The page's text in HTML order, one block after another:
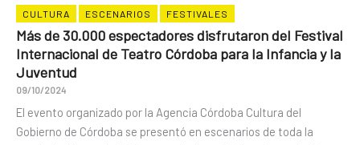
CULTURA ESCENARIOS FESTIVALES
Más de 30.000 espectadores disfrutaron del Festival
Internacional de Teatro Córdoba para la Infancia y la
Juventud
09/10/2024
El evento organizado por la Agencia Córdoba Cultura del
Gobierno de Córdoba se presentó en escenarios de toda la